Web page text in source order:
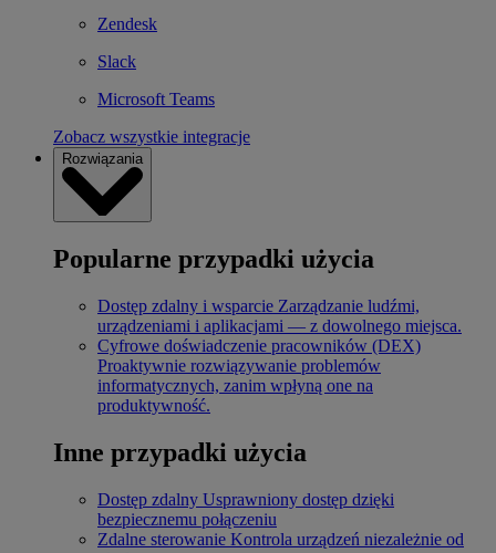
Zendesk
Slack
Microsoft Teams
Zobacz wszystkie integracje
Rozwiązania
Popularne przypadki użycia
Dostęp zdalny i wsparcie Zarządzanie ludźmi,
urządzeniami i aplikacjami — z dowolnego miejsca.
Cyfrowe doświadczenie pracowników (DEX)
Proaktywnie rozwiązywanie problemów
informatycznych, zanim wpłyną one na
produktywność.
Inne przypadki użycia
Dostęp zdalny Usprawniony dostęp dzięki
bezpiecznemu połączeniu
Zdalne sterowanie Kontrola urządzeń niezależnie od